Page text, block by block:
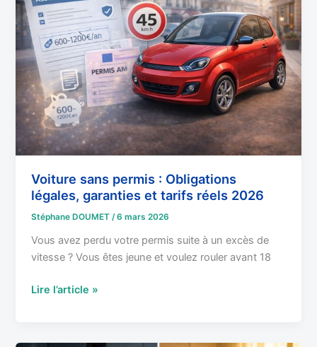
Voiture sans permis : Obligations
légales, garanties et tarifs réels 2026
Stéphane DOUMET/6 mars 2026
Vous avez perdu votre permis suite à un excès de
vitesse ? Vous êtes jeune et voulez rouler avant 18
permis
Obligations
légales,
garanties
et
tarifs
réels
2026
Lire l’article »